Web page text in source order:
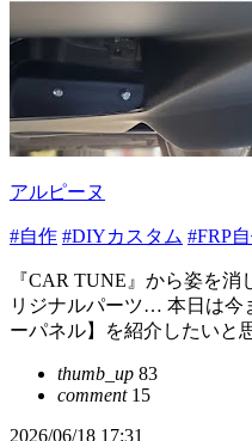
アルピーヌ
#自作 #DIYカスタム #FRP
『CAR TUNE』から姿を
リジナルパーツ… 本日は今
ーパネル】を紹介したいと
thumb_up 83
comment15
2026/06/18 17:31